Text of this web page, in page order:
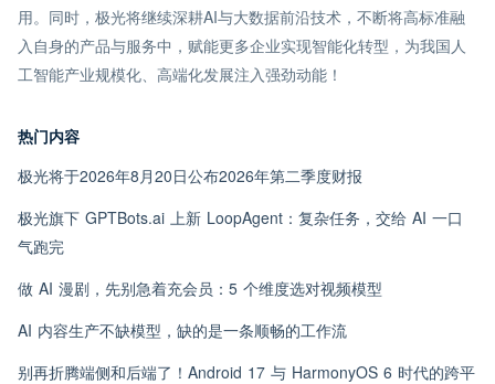
用。同时，极光将继续深耕AI与大数据前沿技术，不断将高标准融
入自身的产品与服务中，赋能更多企业实现智能化转型，为我国人
工智能产业规模化、高端化发展注入强劲动能！
热门内容
极光将于2026年8月20日公布2026年第二季度财报
极光旗下 GPTBots.ai 上新 LoopAgent：复杂任务，交给 AI 一口
气跑完
做 AI 漫剧，先别急着充会员：5 个维度选对视频模型
AI 内容生产不缺模型，缺的是一条顺畅的工作流
别再折腾端侧和后端了！Android 17 与 HarmonyOS 6 时代的跨平